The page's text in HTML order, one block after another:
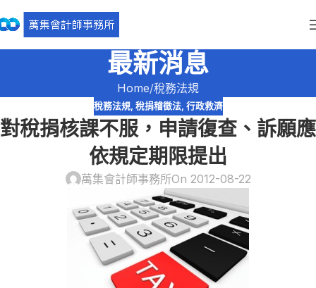
最新消息
Home 稅務法規
稅務法規, 稅捐稽徵法, 行政救濟
對稅捐核課不服，申請復查、訴願應
依規定期限提出
萬集會計師事務所On 2012-08-22